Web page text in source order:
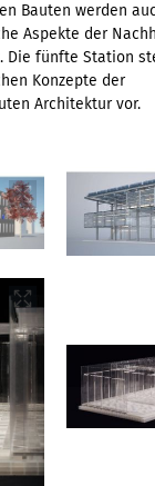
Bauten werden
Aspekte der
Die fünfte Station
Konzepte der
Architektur vor.